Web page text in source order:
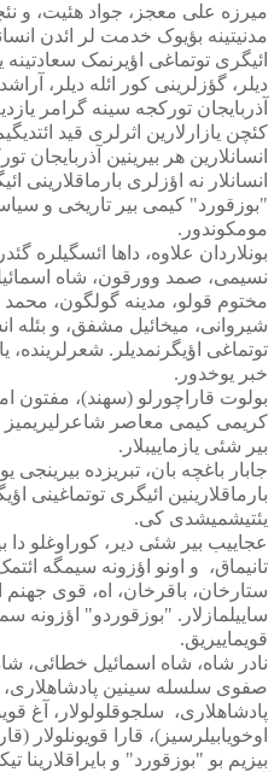
میرزه علی معجز، جواد هئیت، و
مدنیتینه بؤیوک خدمت لر ائدن
ائیگری توتماغی اؤیرنمک
دیلر، گؤزلرینی کور ائله دیلر،
آذربایجان تورکجه سینه گرامر
کئچن یازارلارین اثرلری قید
انسانلارین هر بیرینین آذربایجان
انسانلار نه اؤزلری بارماقلارینی
"بوزقورد" کیمی بیر تاریخی و
مومکوندور.
بونلاردان علاوه، داها ائسگیلره
نسیمی، صمد وورقون، شاه
مختوم قولو، مدینه گولگون،
شیروانی، میخائیل مشفق، و بئله
توتماغی اؤیگرنمدیلر. شعرلرینده،
خبر یوخدور.
بولوت قاراچورلو (سهند)، مفتون
کریمی کیمی معاصر شاعرلیریمیز
بیر شئی یازماییبلار.
جابار باغچه بان، تبریزده بیرینجی
بارماقلارینین ائیگری توتماغینی
یئتیشمیشدی کی.
عجاییب بیر شئی دیر، کوراوغلو دا
تانیماق، و اونو اؤزونه سیمگه
ستارخان، باقرخان، اه، قوی جهنم
ساییلمازلار. "بوزقوردو" اؤزونه
قویماییریق.
نادر شاه، شاه اسمائیل خطائی،
صفوی سلسله سینین
پادشاهلاری، سلجوقلولولار، آغ
اوخویابیلرسیز)، قارا قویونلولار
بیزیم بو "بوزقورد" و بایراقلارینا